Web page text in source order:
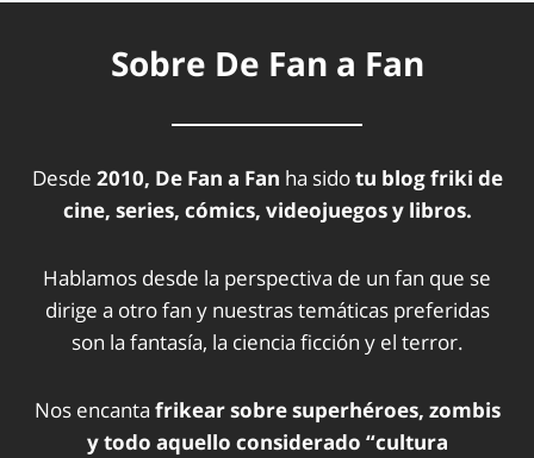
Sobre De Fan a Fan
Desde 2010, De Fan a Fan ha sidotu blog friki de
cine, series, cómics, videojuegos y libros.
Hablamos desde la perspectiva de un fan que se
dirige a otro fan y nuestras temáticas preferidas
son la fantasía, la ciencia ficción y el terror.
Nos encanta frikear sobre superhéroes, zombis
y todo aquello considerado “cultura